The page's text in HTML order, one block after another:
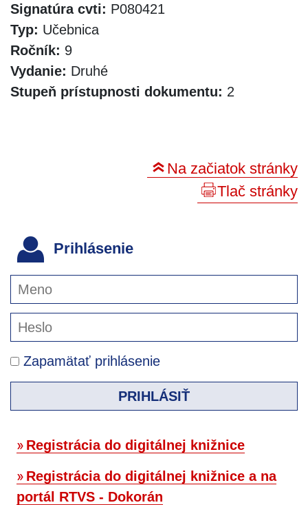
Signatúra cvti: P080421
Typ: Učebnica
Ročník: 9
Vydanie: Druhé
Stupeň prístupnosti dokumentu: 2
Na začiatok stránky
Tlač stránky
Prihlásenie
Zapamätať prihlásenie
PRIHLÁSIŤ
Registrácia do digitálnej knižnice
Registrácia do digitálnej knižnice a na
portál RTVS - Dokorán